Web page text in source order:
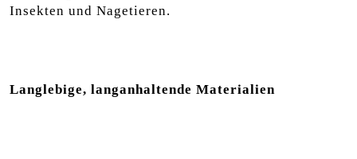
Insekten und Nagetieren.
Langlebige, langanhaltende Materialien